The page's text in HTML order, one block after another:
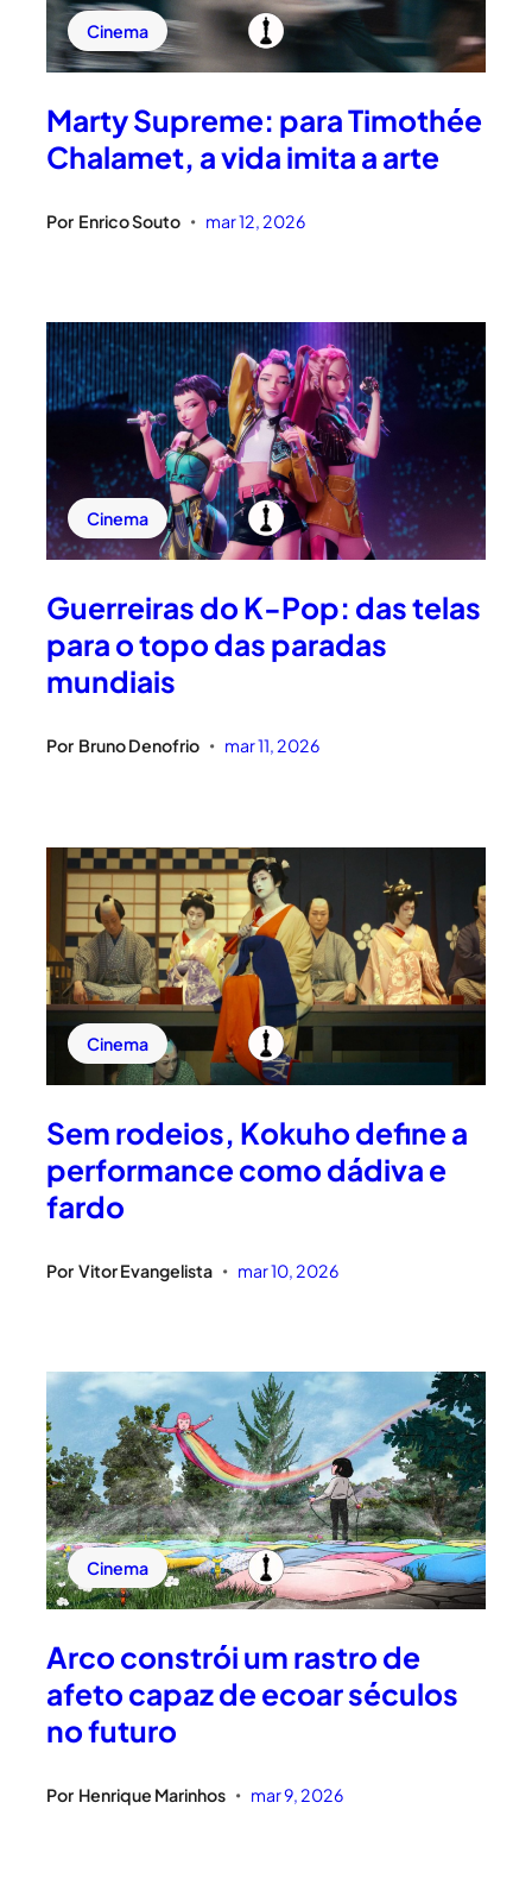
Cinema
Marty Supreme: para Timothée
Chalamet, a vida imita a arte
Por Enrico Souto • mar 12, 2026
Cinema
Guerreiras do K-Pop: das telas
para o topo das paradas
mundiais
Por Bruno Denofrio • mar 11, 2026
Cinema
Sem rodeios, Kokuho define a
performance como dádiva e
fardo
Por Vitor Evangelista • mar 10, 2026
Cinema
Arco constrói um rastro de
afeto capaz de ecoar séculos
no futuro
Por Henrique Marinhos • mar 9, 2026